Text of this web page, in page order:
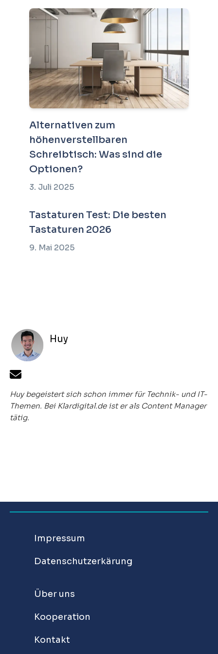
Alternativen zum
höhenverstellbaren
Schreibtisch: Was sind die
Optionen?
3. Juli 2025
Tastaturen Test: Die besten
Tastaturen 2026
9. Mai 2025
Huy
Huy begeistert sich schon immer für Technik- und IT-
Themen. Bei Klardigital.de ist er als Content Manager
tätig.
Impressum
Datenschutzerkärung
Über uns
Kooperation
Kontakt